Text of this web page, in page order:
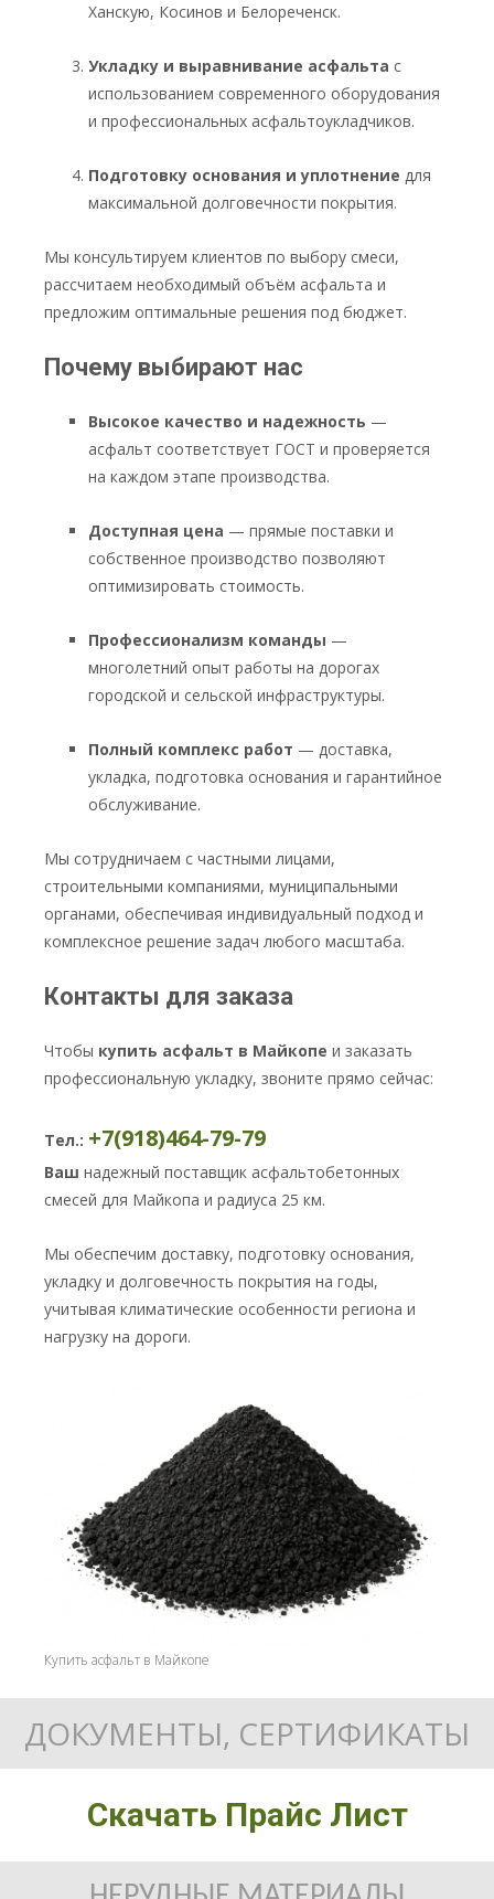
Ханскую, Косинов и Белореченск.
Укладку и выравнивание асфальта с
использованием современного оборудования
и профессиональных асфальтоукладчиков.
Подготовку основания и уплотнение для
максимальной долговечности покрытия.
Мы консультируем клиентов по выбору смеси,
рассчитаем необходимый объём асфальта и
предложим оптимальные решения под бюджет.
Почему выбирают нас
Высокое качество и надежность —
асфальт соответствует ГОСТ и проверяется
на каждом этапе производства.
Доступная цена — прямые поставки и
собственное производство позволяют
оптимизировать стоимость.
Профессионализм команды —
многолетний опыт работы на дорогах
городской и сельской инфраструктуры.
Полный комплекс работ — доставка,
укладка, подготовка основания и гарантийное
обслуживание.
Мы сотрудничаем с частными лицами,
строительными компаниями, муниципальными
органами, обеспечивая индивидуальный подход и
комплексное решение задач любого масштаба.
Контакты для заказа
Чтобы купить асфальт в Майкопе и заказать
профессиональную укладку, звоните прямо сейчас:
Тел.: +7(918)464-79-79
Ваш надежный поставщик асфальтобетонных
смесей для Майкопа и радиуса 25 км.
Мы обеспечим доставку, подготовку основания,
укладку и долговечность покрытия на годы,
учитывая климатические особенности региона и
нагрузку на дороги.
Купить асфальт в Майкопе
ДОКУМЕНТЫ, СЕРТИФИКАТЫ
Скачать Прайс Лист